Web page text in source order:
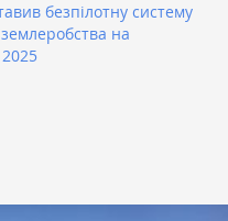
безпілотну систему
на